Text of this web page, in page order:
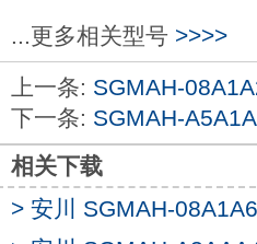
硬件规格：涂漆处理安
A3A1A2B。
选配（软件）：无选配
选配（参数）：无选配
选配模块：安全模块。
欧洲EC标准 ：依据机
ISO13849-1，
...更多相关型号 >>>>
上一条: SGMAH-
下一条: SGMAH-
相关下载
> 安川 SGMAH-